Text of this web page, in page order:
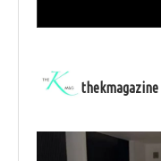
thekmagazine